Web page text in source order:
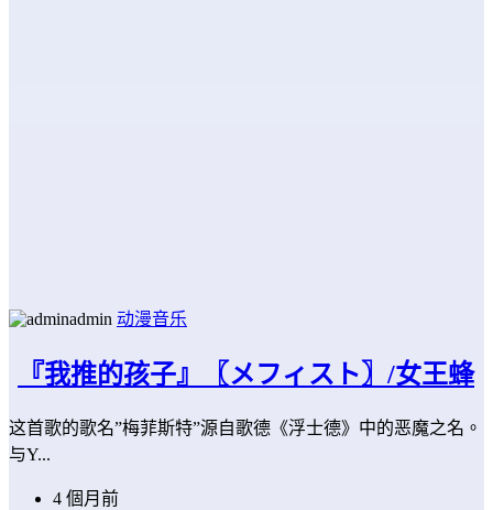
admin 动漫音乐
『我推的孩子』〖メフィスト〗/女王蜂
这首歌的歌名”梅菲斯特”源自歌德《浮士德》中的恶魔之名。
与Y...
4 個月前